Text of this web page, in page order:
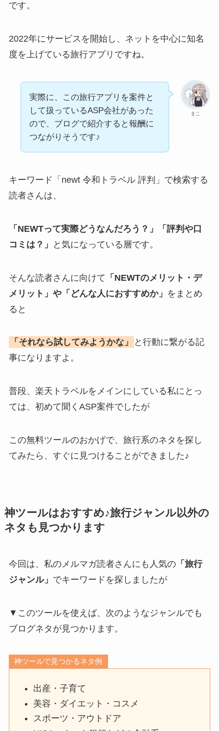
です。
2022年にサービスを開始し、ネットを中心に知名
度を上げている旅行アプリですね。
まこ
実際に、この旅行アプリを案件と
して扱っているASP会社があった
ので、ブログで紹介すると報酬に
つながりそうです♪
キーワード「newt 令和トラベル 評判」で検索する
読者さんは、
「NEWTって実際どうなんだろう？」「評判や口
コミは？」
と気になっている層です。
そんな読者さんに向けて 「NEWTのメリット・デ
メリット」や「どんな人におすすめか」 をまとめ
ると
「それなら試してみようかな」
と行動に繋がる記
事になりますよ。
普段、楽天トラベルをメインにしている私にとっ
ては、初めて聞くASP案件でしたが
この無料ツールのおかげで、旅行系のネタを探し
てみたら、すぐに見つけることができました♪
神ツールはおすすめ♪旅行ジャンル以外の
ネタも見つかります
今回は、私のメルマガ読者さんにも人気の「旅行
ジャンル」 でキーワードを探しましたが
▼このツールを使えば、次のようなジャンルでも
ブログネタが見つかります。
神ツールで見つかるネタ例
出産・子育て
美容・ダイエット・コスメ
スポーツ・アウトドア